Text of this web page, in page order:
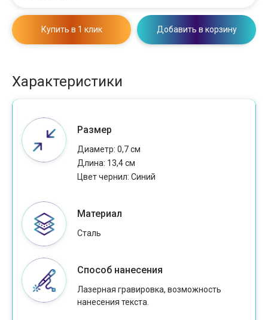
Купить в 1 клик Добавить в корзину
Характеристики
Размер
Диаметр: 0,7 см
Длина: 13,4 см
Цвет чернил: Cиний
Материал
Сталь
Способ нанесения
Лазерная гравировка, возможность
нанесения текста.